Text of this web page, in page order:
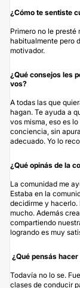
¿Cómo te sentiste
Primero no le
habitualmente pero
motivador.
¿Qué consejos les
vos?
A todas las que
hagan. Te ayuda a
vos misma, eso es
conciencia, sin
adecuado. Yo lo
¿Qué opinás de la
La comunidad me
Estaba en la
decidirme y hacerlo.
mucho. Además
compartiendo
logrando es muy
¿Qué pensás
Todavía no lo se.
clases de conducir